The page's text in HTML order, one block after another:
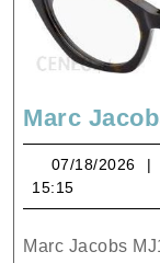
Marc
07/18/2026
15:15
Marc Jacobs MJ1015 KRZ – styl, który robi różnicę